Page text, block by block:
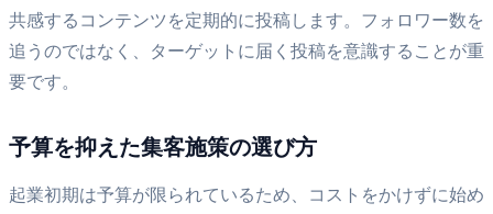
共感するコンテンツを定期的に投稿します。フォロワー数を
追うのではなく、ターゲットに届く投稿を意識することが重
要です。
予算を抑えた集客施策の選び方
起業初期は予算が限られているため、コストをかけずに始め